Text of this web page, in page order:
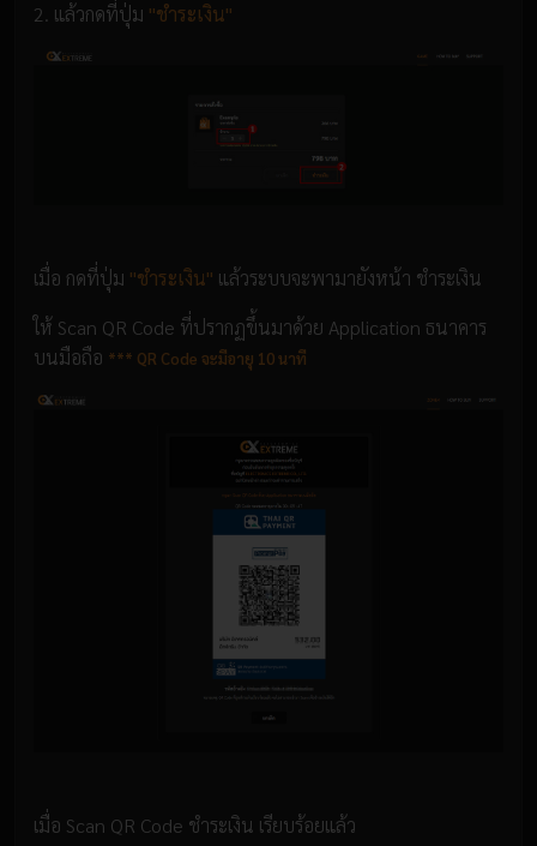
2. แล้วกดที่ปุ่ม "ชำระเงิน"
เมื่อ กดที่ปุ่ม "ชำระเงิน" แล้วระบบจะพามายังหน้า ชำระเงิน
ให้ Scan QR Code ที่ปรากฏขึ้นมาด้วย Application ธนาคาร
บนมือถือ *** QR Code จะมีอายุ 10 นาที
เมื่อ Scan QR Code ชำระเงิน เรียบร้อยแล้ว